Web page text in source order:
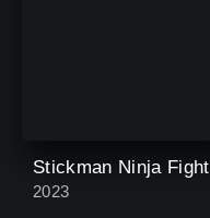
Stickman Ninja Fight
2023